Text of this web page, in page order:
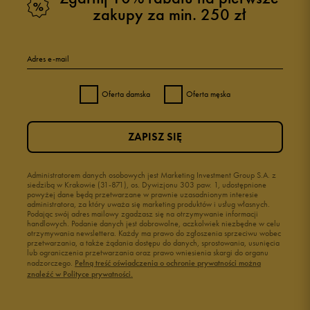
zakupy za min. 250 zł
Adres e-mail
Oferta damska Oferta męska
Administratorem danych osobowych jest Marketing Investment Group S.A. z
siedzibą w Krakowie (31-871), os. Dywizjonu 303 paw. 1, udostępnione
powyżej dane będą przetwarzane w prawnie uzasadnionym interesie
administratora, za który uważa się marketing produktów i usług własnych.
Podając swój adres mailowy zgadzasz się na otrzymywanie informacji
handlowych. Podanie danych jest dobrowolne, aczkolwiek niezbędne w celu
otrzymywania newslettera. Każdy ma prawo do zgłoszenia sprzeciwu wobec
przetwarzania, a także żądania dostępu do danych, sprostowania, usunięcia
lub ograniczenia przetwarzania oraz prawo wniesienia skargi do organu
nadzorczego. Pełną treść oświadczenia o ochronie prywatności można
znaleźć w Polityce prywatności.
ZAPISZ SIĘ